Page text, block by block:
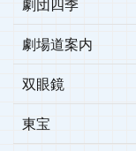
劇場道案内
双眼鏡
東宝